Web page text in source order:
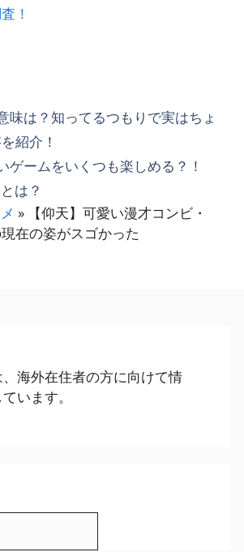
！
味は？知ってるつもりで実はちょ
紹介！
ゲームをいくつも楽しめる？！
は？
»
【仰天】可愛い漫才コンビ・
在の姿がスゴかった
海外在住者の方に向けて情
います。